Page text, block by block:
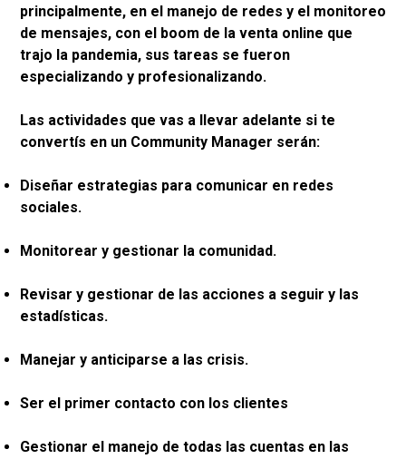
principalmente, en el manejo de redes y el monitoreo
de mensajes, con el boom de la venta online que
trajo la pandemia, sus tareas se fueron
especializando y profesionalizando.
Las actividades que vas a llevar adelante si te
convertís en un Community Manager serán:
Diseñar estrategias para comunicar en redes
sociales.
Monitorear y gestionar la comunidad.
Revisar y gestionar de las acciones a seguir y las
estadísticas.
Manejar y anticiparse a las crisis.
Ser el primer contacto con los clientes
Gestionar el manejo de todas las cuentas en las